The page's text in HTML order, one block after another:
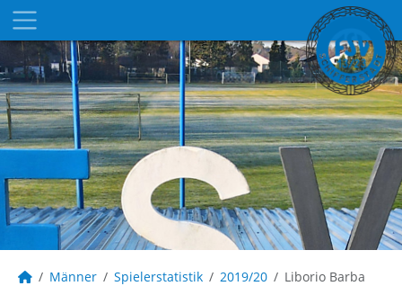
Männer Spielerstatistik 2019/20 Liborio Barba